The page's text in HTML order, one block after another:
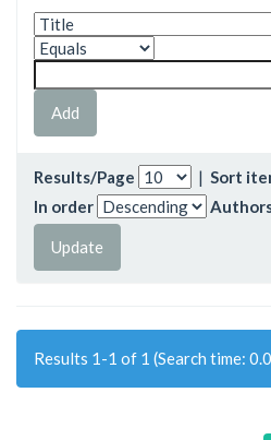
Results/Page | Sort
In order
Results 1-1 of 1 (Search time: